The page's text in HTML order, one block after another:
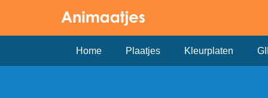
Home Plaatjes Kleurplaten